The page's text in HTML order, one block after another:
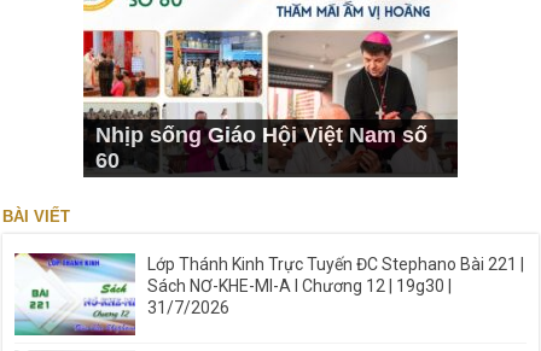
Nhịp sống Giáo Hội Việt Nam số
60
BÀI VIẾT
Lớp Thánh Kinh Trực Tuyến ĐC Stephano Bài 221 |
Sách NƠ-KHE-MI-A I Chương 12 | 19g30 |
31/7/2026